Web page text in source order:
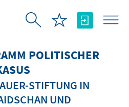
POLITISCHER
STIFTUNG IN
UND